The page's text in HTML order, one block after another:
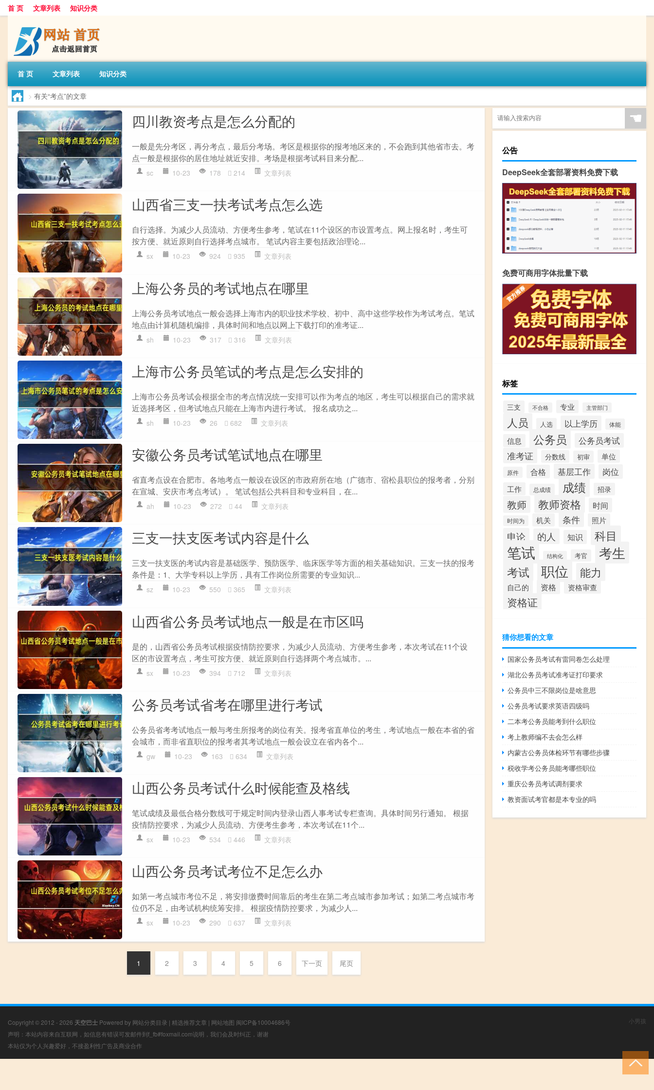
首 页 文章列表 知识分类
首 页 文章列表 知识分类
> 有关“考点”的文章
四川教资考点是怎么分配的
一般是先分考区，再分考点，最后分考场。考区是根据你的报考地区来的，不会跑到其他省市去。考
点一般是根据你的居住地址就近安排。考场是根据考试科目来分配...
sc 10-23 178 214 文章列表
山西省三支一扶考试考点怎么选
自行选择。为减少人员流动、方便考生参考，笔试在11个设区的市设置考点。网上报名时，考生可
按方便、就近原则自行选择考点城市。 笔试内容主要包括政治理论...
sx 10-23 924 935 文章列表
上海公务员的考试地点在哪里
上海公务员考试地点一般会选择上海市内的职业技术学校、初中、高中这些学校作为考试考点。笔试
地点由计算机随机编排，具体时间和地点以网上下载打印的准考证...
sh 10-23 317 316 文章列表
上海市公务员笔试的考点是怎么安排的
上海市公务员考试会根据全市的考点情况统一安排可以作为考点的地区，考生可以根据自己的需求就
近选择考区，但考试地点只能在上海市内进行考试。 报名成功之...
sh 10-23 26 682 文章列表
安徽公务员考试笔试地点在哪里
省直考点设在合肥市。各地考点一般设在设区的市政府所在地（广德市、宿松县职位的报考者，分别
在宣城、安庆市考点考试）。 笔试包括公共科目和专业科目，在...
ah 10-23 272 44 文章列表
三支一扶支医考试内容是什么
三支一扶支医的考试内容是基础医学、预防医学、临床医学等方面的相关基础知识。三支一扶的报考
条件是：1、大学专科以上学历，具有工作岗位所需要的专业知识...
sz 10-23 550 365 文章列表
山西省公务员考试地点一般是在市区吗
是的，山西省公务员考试根据疫情防控要求，为减少人员流动、方便考生参考，本次考试在11个设
区的市设置考点，考生可按方便、就近原则自行选择两个考点城市。...
sx 10-23 394 712 文章列表
公务员考试省考在哪里进行考试
公务员省考考试地点一般与考生所报考的岗位有关。报考省直单位的考生，考试地点一般在本省的省
会城市，而非省直职位的报考者其考试地点一般会设立在省内各个...
gw 10-23 163 634 文章列表
山西公务员考试什么时候能查及格线
笔试成绩及最低合格分数线可于规定时间内登录山西人事考试专栏查询。具体时间另行通知。 根据
疫情防控要求，为减少人员流动、方便考生参考，本次考试在11个...
sx 10-23 534 446 文章列表
山西公务员考试考位不足怎么办
如第一考点城市考位不足，将安排缴费时间靠后的考生在第二考点城市参加考试；如第二考点城市考
位仍不足，由考试机构统筹安排。 根据疫情防控要求，为减少人...
sx 10-23 290 637 文章列表
1 2 3 4 5 6 下一页 尾页
☚
公告
DeepSeek全套部署资料免费下载
免费可商用字体批量下载
标签
三支 不合格 专业 主管部门
人员 人选 以上学历 体能
信息 公务员 公务员考试
准考证 分数线 初审 单位
原件 合格 基层工作 岗位
工作 总成绩 成绩 招录
教师 教师资格 时间
时间为 机关 条件 照片
申论 的人 知识 科目
笔试 结构化 考官 考生
考试 职位 能力
自己的 资格 资格审查
资格证
猜你想看的文章
国家公务员考试有雷同卷怎么处理
湖北公务员考试准考证打印要求
公务员中三不限岗位是啥意思
公务员考试要求英语四级吗
二本考公务员能考到什么职位
考上教师编不去会怎么样
内蒙古公务员体检环节有哪些步骤
税收学考公务员能考哪些职位
重庆公务员考试调剂要求
教资面试考官都是本专业的吗
Copyright © 2012 - 2026 天空巴士 Powered by 网站分类目录 | 精选推荐文章 | 网站地图 闽ICP备10004686号
声明：本站内容来自互联网，如信息有错误可发邮件到f_fb#foxmail.com说明，我们会及时纠正，谢谢
本站仅为个人兴趣爱好，不接盈利性广告及商业合作
小男孩